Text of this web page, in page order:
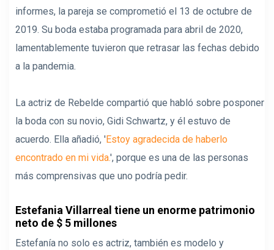
informes, la pareja se comprometió el 13 de octubre de
2019. Su boda estaba programada para abril de 2020,
lamentablemente tuvieron que retrasar las fechas debido
a la pandemia.
La actriz de Rebelde compartió que habló sobre posponer
la boda con su novio, Gidi Schwartz, y él estuvo de
acuerdo. Ella añadió, 'Estoy agradecida de haberlo
encontrado en mi vida.', porque es una de las personas
más comprensivas que uno podría pedir.
Estefania Villarreal tiene un enorme patrimonio
neto de $ 5 millones
Estefanía no solo es actriz, también es modelo y